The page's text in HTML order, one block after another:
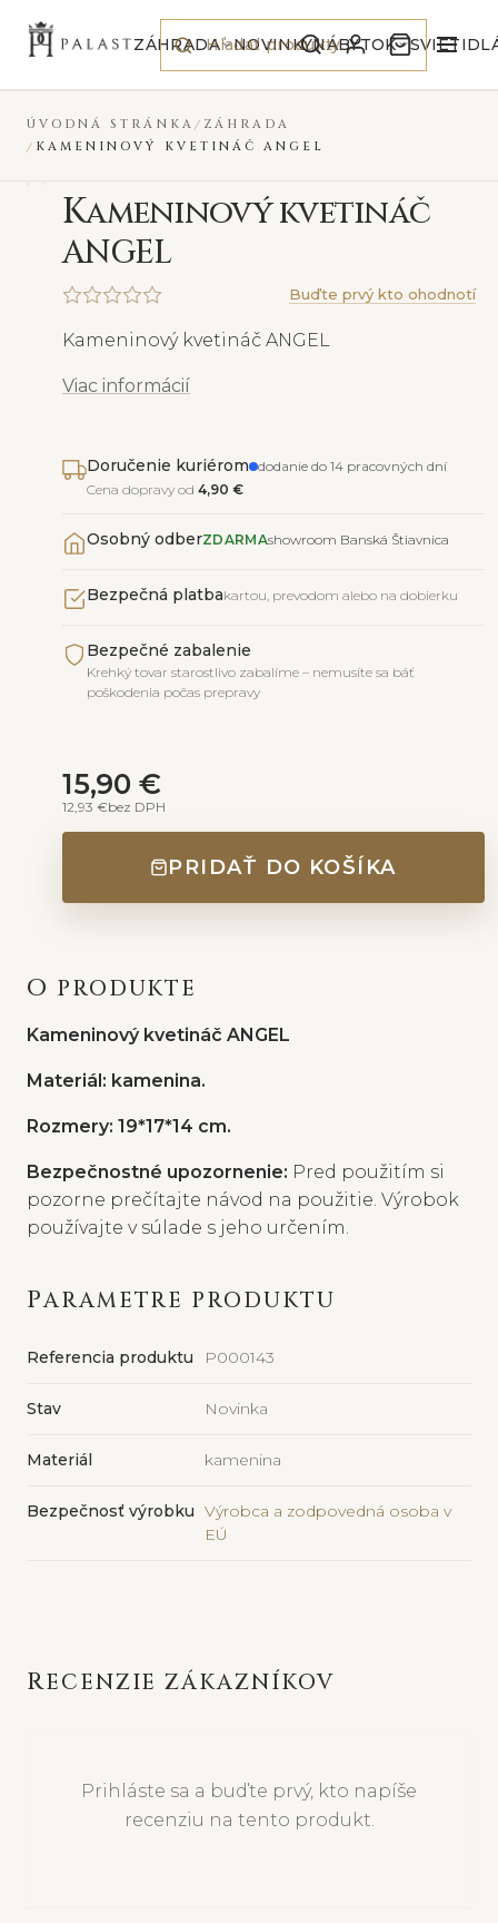
Preskočiť na obsah
ZÁHRADA NOVINKYNÁBYTOK
ÚVODNÁ STRÁNKA
ZÁHRADA
KAMENINOVÝ KVETINÁČ ANGEL
Kameninový kvetináč
ANGEL
Buďte prvý kto ohodnotí
Kameninový kvetináč ANGEL
Viac informácií
Doručenie kuriérom dodanie do 14 pracovných dní
Cena dopravy od 4,90 €
Osobný odberZDARMAshowroom Banská Štiavnica
Bezpečná platbakartou, prevodom alebo na dobierku
Bezpečné zabalenie
Krehký tovar starostlivo zabalíme – nemusíte sa báť
poškodenia počas prepravy
15,90 €
12,93 €bez DPH
PRIDAŤ DO KOŠÍKA
O PRODUKTE
Kameninový kvetináč ANGEL
Materiál: kamenina.
Rozmery: 19*17*14 cm.
Bezpečnostné upozornenie: Pred použitím si
pozorne prečítajte návod na použitie. Výrobok
používajte v súlade s jeho určením.
PARAMETRE PRODUKTU
Referencia produktu P000143
Stav Novinka
Materiál kamenina
Bezpečnosť výrobku Výrobca a zodpovedná osoba v
EÚ
RECENZIE ZÁKAZNÍKOV
Prihláste sa a buďte prvý, kto napíše
recenziu na tento produkt.
VYPREDANÉ